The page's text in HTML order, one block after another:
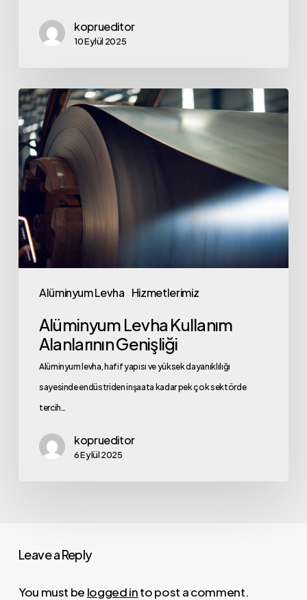
koprueditor
10 Eylül 2025
Alüminyum Levha Hizmetlerimiz
Alüminyum
Levha
Kullanım
Alanlarının
Genişliği
Alüminyum Levha Kullanım
Alanlarının Genişliği
Alüminyum levha, hafif yapısı ve yüksek dayanıklılığı
sayesinde endüstriden inşaata kadar pek çok sektörde
tercih…
koprueditor
6 Eylül 2025
Leave a Reply
You must be logged into post a comment.